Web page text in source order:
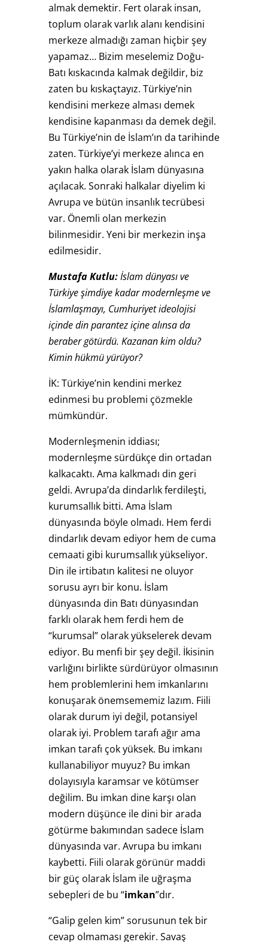
almak demektir. Fert olarak insan,
toplum olarak varlık alanı kendisini
merkeze almadığı zaman hiçbir şey
yapamaz… Bizim meselemiz Doğu-
Batı kıskacında kalmak değildir, biz
zaten bu kıskaçtayız. Türkiye’nin
kendisini merkeze alması demek
kendisine kapanması da demek değil.
Bu Türkiye’nin de İslam’ın da tarihinde
zaten. Türkiye’yi merkeze alınca en
yakın halka olarak İslam dünyasına
açılacak. Sonraki halkalar diyelim ki
Avrupa ve bütün insanlık tecrübesi
var. Önemli olan merkezin
bilinmesidir. Yeni bir merkezin inşa
edilmesidir.
Mustafa Kutlu:İslam dünyası ve
Türkiye şimdiye kadar modernleşme ve
İslamlaşmayı, Cumhuriyet ideolojisi
içinde din parantez içine alınsa da
beraber götürdü. Kazanan kim oldu?
Kimin hükmü yürüyor?
İK: Türkiye’nin kendini merkez
edinmesi bu problemi çözmekle
mümkündür.
Modernleşmenin iddiası;
modernleşme sürdükçe din ortadan
kalkacaktı. Ama kalkmadı din geri
geldi. Avrupa’da dindarlık ferdileşti,
kurumsallık bitti. Ama İslam
dünyasında böyle olmadı. Hem ferdi
dindarlık devam ediyor hem de cuma
cemaati gibi kurumsallık yükseliyor.
Din ile irtibatın kalitesi ne oluyor
sorusu ayrı bir konu. İslam
dünyasında din Batı dünyasından
farklı olarak hem ferdi hem de
“kurumsal” olarak yükselerek devam
ediyor. Bu menfi bir şey değil. İkisinin
varlığını birlikte sürdürüyor olmasının
hem problemlerini hem imkanlarını
konuşarak önemsememiz lazım. Fiili
olarak durum iyi değil, potansiyel
olarak iyi. Problem tarafı ağır ama
imkan tarafı çok yüksek. Bu imkanı
kullanabiliyor muyuz? Bu imkan
dolayısıyla karamsar ve kötümser
değilim. Bu imkan dine karşı olan
modern düşünce ile dini bir arada
götürme bakımından sadece İslam
dünyasında var. Avrupa bu imkanı
kaybetti. Fiili olarak görünür maddi
bir güç olarak İslam ile uğraşma
sebepleri de bu “imkan”dır.
“Galip gelen kim” sorusunun tek bir
cevap olmaması gerekir. Savaş